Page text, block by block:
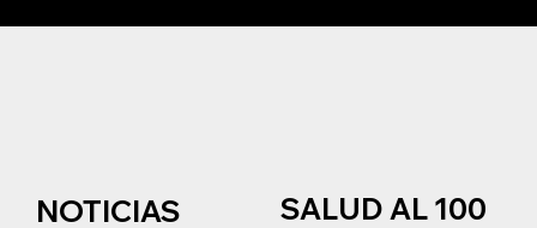
NOTICIAS SALUD AL 100